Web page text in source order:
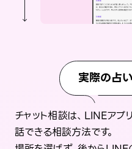
実際の占
チャット相談は、LINEア
話できる相談方法です。